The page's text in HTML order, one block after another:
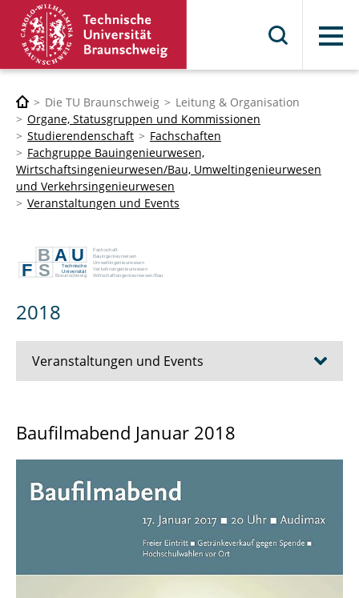
Menü
Die TU Braunschweig
Leitung & Organisation
Organe, Statusgruppen und Kommissionen
Studierendenschaft
Fachschaften
Fachgruppe Bauingenieurwesen,
Wirtschaftsingenieurwesen/Bau, Umweltingenieurwesen
und Verkehrsingenieurwesen
Veranstaltungen und Events
2018
Veranstaltungen und Events
2024
Baufilmabend Januar 2018